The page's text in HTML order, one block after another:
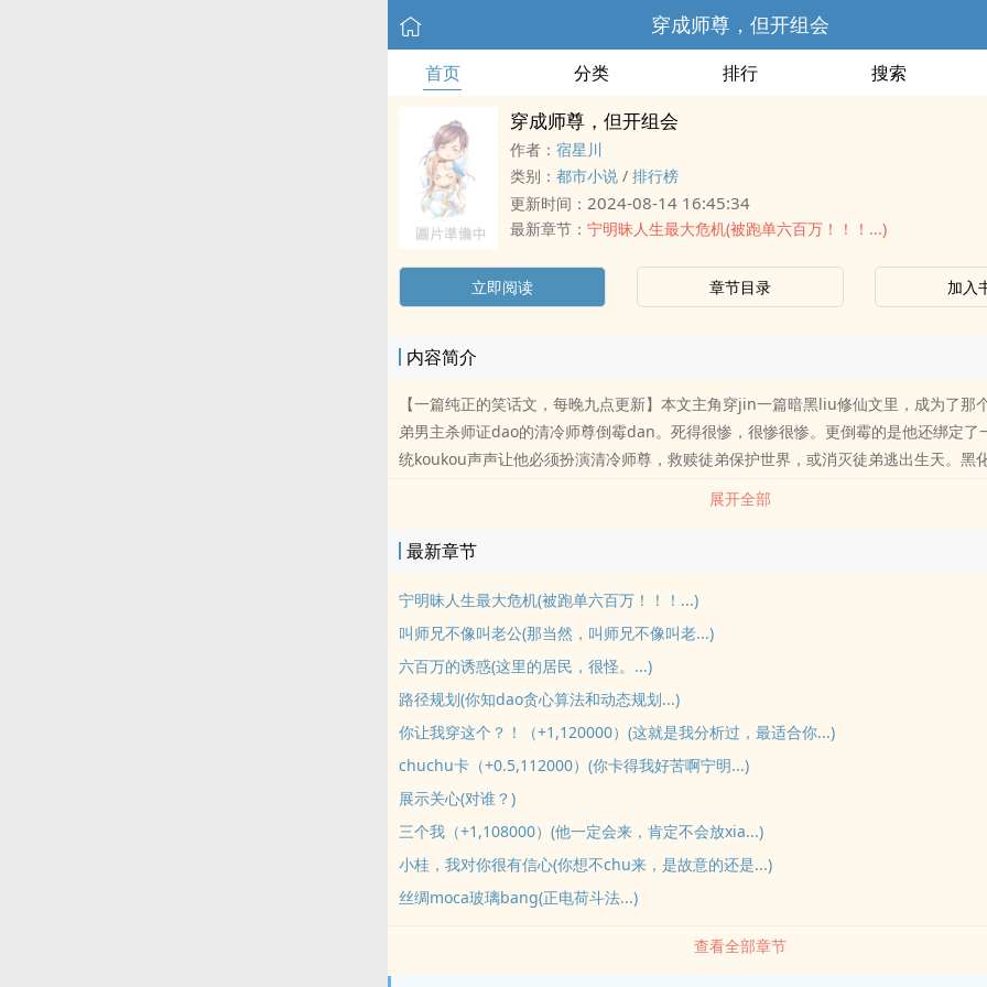
穿成师尊，但开组会
首页 分类 排行 搜索
穿成师尊，但开组会
作者： 宿星川
类别： 都市小说 / 排行榜
更新时间： 2024-08-14 16:45:34
最新章节： 宁明昧人生最大危机(被跑单六百万！！！...)
立即阅读 章节目录 加入
内容简介
【一篇纯正的笑话文，每晚九点更新】本文主角穿jin一篇暗黑liu修仙文里，成为了那
弟男主杀师证dao的清冷师尊倒霉dan。死得很惨，很惨很惨。更倒霉的是他还绑定了
统koukou声声让他必须扮演清冷师尊，救赎徒弟保护世界，或消灭徒弟逃出生天。黑
年时间抵达师门。主角对此置若罔闻。他在系统的监视下盯着自己的弟子名录看了一
然后决定开个组会。然后打开门派藏经阁。然后让所有弟子jin藏经阁里在五年之nei分
献，每周组会提jiao工作报告，每个月jiao一篇综述。每个弟子gen据考评拿奖学金，完
chu，好让男主一jin师门就背上房贷。然后靠给导师打工还钱。三年时间，主角看完了
阁。五年时间，主角创建了本门派学报。十年时间，主角鼓励全修仙界各大门派创办学
志层出不穷。主角适时推出专利局。在男主ru门后，还狠狠cao控了一场通货膨胀，并
场。……两百年时间，众人惊恐地发现，只要修仙，使用已
展开全部
最新章节
宁明昧人生最大危机(被跑单六百万！！！...)
叫师兄不像叫老公(那当然，叫师兄不像叫老...)
六百万的诱惑(这里的居民，很怪。...)
路径规划(你知dao贪心算法和动态规划...)
你让我穿这个？！（+1,120000）(这就是我分析过，最适合你...)
chuchu卡（+0.5,112000）(你卡得我好苦啊宁明...)
展示关心(对谁？)
三个我（+1,108000）(他一定会来，肯定不会放xia...)
小桂，我对你很有信心(你想不chu来，是故意的还是...)
丝绸moca玻璃bang(正电荷斗法...)
查看全部章节